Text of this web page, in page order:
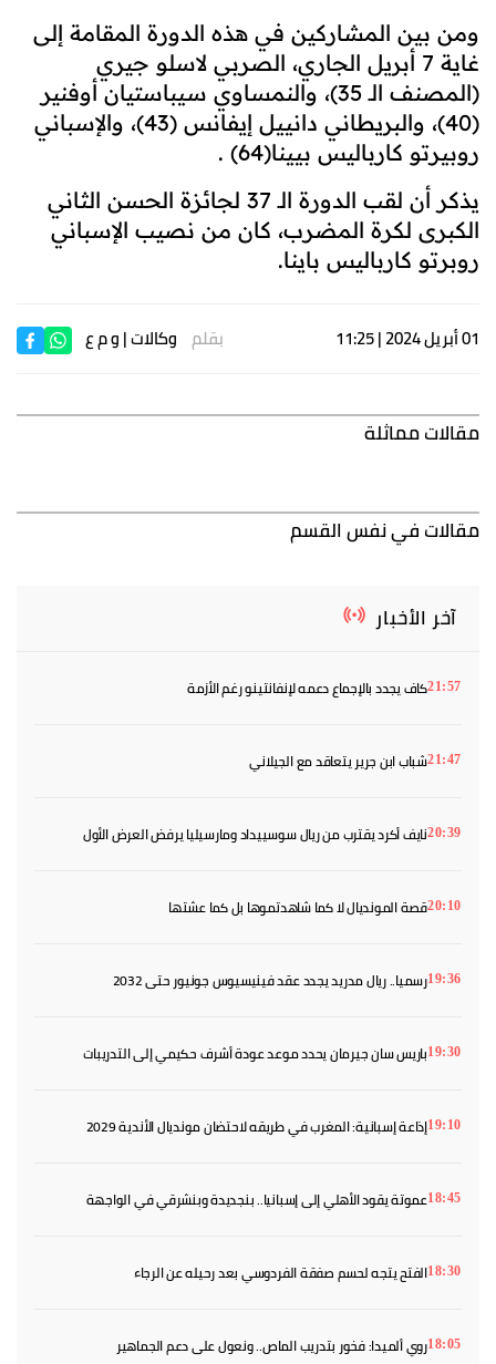
ومن بين المشاركين في هذه الدورة المقامة إلى
غاية 7 أبريل الجاري، الصربي لاسلو جيري
(المصنف الـ 35)، والنمساوي سيباستيان أوفنير
(40)، والبريطاني دانييل إيفانس (43)، والإسباني
روبيرتو كارباليس بيينا(64)
.
يذكر أن لقب الدورة الـ 37 لجائزة الحسن الثاني
الكبرى لكرة المضرب، كان من نصيب الإسباني
روبرتو كارباليس باينا.
01 أبريل 2024 | 11:25 بقلم وكالات| و م ع
مقالات مماثلة
مقالات في نفس القسم
آخر الأخبار
21:57كاف يجدد بالإجماع دعمه لإنفانتينو رغم الأزمة
21:47شباب ابن جرير يتعاقد مع الجيلاني
20:39نايف أكرد يقترب من ريال سوسييداد ومارسيليا يرفض العرض الأول
20:10قصة المونديال لا كما شاهدتموها بل كما عشتها
19:36رسميا.. ريال مدريد يجدد عقد فينيسيوس جونيور حتى 2032
19:30باريس سان جيرمان يحدد موعد عودة أشرف حكيمي إلى التدريبات
19:10إذاعة إسبانية: المغرب في طريقه لاحتضان مونديال الأندية 2029
18:45عموتة يقود الأهلي إلى إسبانيا.. بنجديدة وبنشرقي في الواجهة
18:30الفتح يتجه لحسم صفقة الفردوسي بعد رحيله عن الرجاء
18:05روي ألميدا: فخور بتدريب الماص.. ونعول على دعم الجماهير